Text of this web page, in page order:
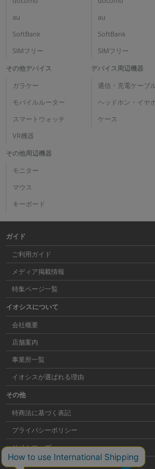
au
SoftBank
SIMフリー
au
SoftBank
SIMフリー
その他デバイス
ガラケー
モバイルルーター
スマートウォッチ
VR機器
デバイス周辺機器
通信・充電ケーブ
ヘッドホン・イヤ
ケース
その他周辺機器
モニター
マウス
キーボード
ガイド
ご利用ガイド
メディア掲載情報
特集ページ一覧
イオシスについて
会社概要
店舗案内
事業所一覧
イオシスが選ばれる理由
その他
特商法に基づく表記
プライバシーポリシー
サイトマップ